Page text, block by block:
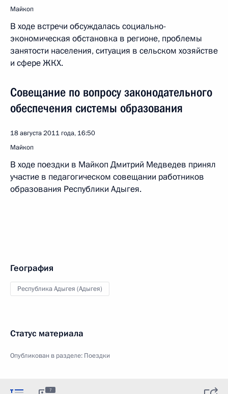
Майкоп
В ходе встречи обсуждалась социально-
экономическая обстановка в регионе, проблемы
занятости населения, ситуация в сельском хозяйстве
и сфере ЖКХ.
Совещание по вопросу законодательного
обеспечения системы образования
18 августа 2011 года, 16:50
Майкоп
В ходе поездки в Майкоп Дмитрий Медведев принял
участие в педагогическом совещании работников
образования Республики Адыгея.
География
Республика Адыгея (Адыгея)
Статус материала
Опубликован в разделе: Поездки
7